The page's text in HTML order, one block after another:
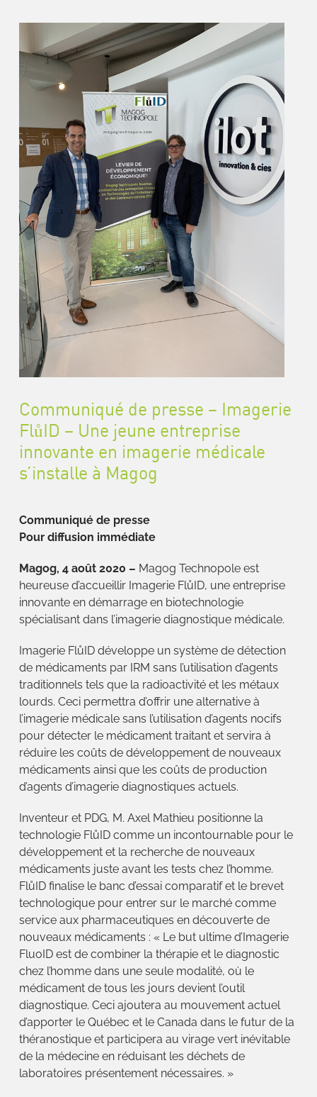
Communiqué de presse – Imagerie
FlůID – Une jeune entreprise
innovante en imagerie médicale
s’installe à Magog
Communiqué de presse
Pour diffusion immédiate
Magog, 4 août 2020 – Magog Technopole est
heureuse d’accueillir Imagerie FlůID, une entreprise
innovante en démarrage en biotechnologie
spécialisant dans l’imagerie diagnostique médicale.
Imagerie FlůID développe un système de détection
de médicaments par IRM sans l’utilisation d’agents
traditionnels tels que la radioactivité et les métaux
lourds. Ceci permettra d’offrir une alternative à
l’imagerie médicale sans l’utilisation d’agents nocifs
pour détecter le médicament traitant et servira à
réduire les coûts de développement de nouveaux
médicaments ainsi que les coûts de production
d’agents d’imagerie diagnostiques actuels.
Inventeur et PDG, M. Axel Mathieu positionne la
technologie FlůID comme un incontournable pour le
développement et la recherche de nouveaux
médicaments juste avant les tests chez l’homme.
FlůID finalise le banc d’essai comparatif et le brevet
technologique pour entrer sur le marché comme
service aux pharmaceutiques en découverte de
nouveaux médicaments : « Le but ultime d’Imagerie
FluoID est de combiner la thérapie et le diagnostic
chez l’homme dans une seule modalité, où le
médicament de tous les jours devient l’outil
diagnostique. Ceci ajoutera au mouvement actuel
d’apporter le Québec et le Canada dans le futur de la
théranostique et participera au virage vert inévitable
de la médecine en réduisant les déchets de
laboratoires présentement nécessaires. »